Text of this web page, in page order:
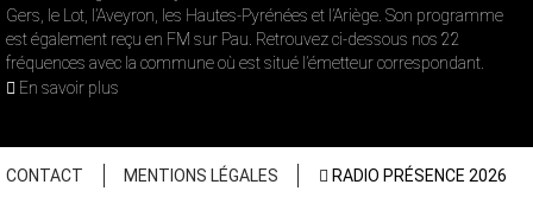
Gers, le Lot, l’Aveyron, les Hautes-Pyrénées et l’Ariège. Son programme
est également reçu en FM sur Pau. Retrouvez ci-dessous nos 22
fréquences avec la commune où est situé l’émetteur correspondant.
En savoir plus
CONTACT MENTIONS LÉGALES RADIO PRÉSENCE 2026